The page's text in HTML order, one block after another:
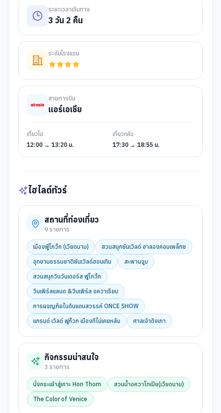
ระยะเวลาเดินทาง
3 วัน 2 คืน
ระดับโรงแรม
สายการบิน
แอร์เอเชีย
เที่ยวไป
12:00 → 13:20 น.
เที่ยวกลับ
17:30 → 18:55 น.
ไฮไลต์ทัวร์
สถานที่ท่องเที่ยว
9 รายการ
เมืองฟู้โกว๊ก (เวียดนาม)
สวนสนุกซันเวิลด์ ฮาลองคอมเพล็กซ
อุทยานธรรมชาติซันเวิลด์ฮอนเทิม
สะพานจูบ
สวนสนุกวินวันเดอร์ส ฟูโกว๊ก
วินเพิร์ลแลนด &วินเพิร์ล อควาเรียม
การผจญภัยในดินแดนสวรรค์ ONCE SHOW
แกรนด์ เวิลด์ ฟูก๊วก เมืองทีไม่เคยหลับ
ศาลเจ้าดิงเกา
กิจกรรมน่าสนใจ
3 รายการ
นั่งกระเช้าสู่เกาะ Hon Thom
สวนน้ำอควาโทเปีย(เวียดนาม)
The Color of Venice